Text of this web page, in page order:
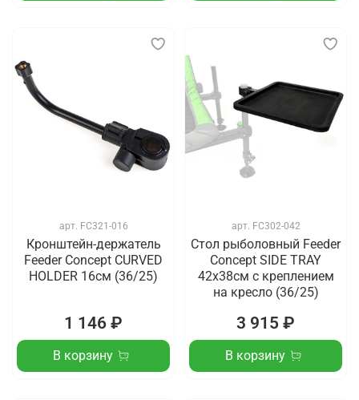
арт. FC321-016
Кронштейн-держатель
Feeder Concept CURVED
HOLDER 16см (36/25)
1 146 ₽
В корзину
арт. FC302-042
Стол рыболовный Feeder
Concept SIDE TRAY
42x38см с креплением
на кресло (36/25)
3 915 ₽
В корзину